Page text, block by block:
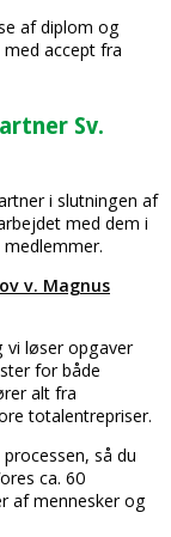
af diplom og
accept fra
Sv.
i slutningen af
med dem i
v. Magnus
vi løser opgaver
for både
alt fra
totalentrepriser.
så du
ca. 60
af mennesker og